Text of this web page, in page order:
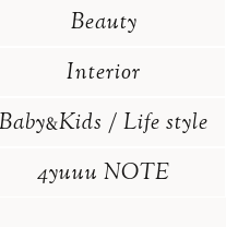
Beauty
Interior
Baby&Kids / Life style
4yuuu NOTE